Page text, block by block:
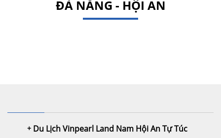
ĐÀ NẴNG - HỘI AN
Du Lịch Vinpearl Land Nam Hội An Tự Túc